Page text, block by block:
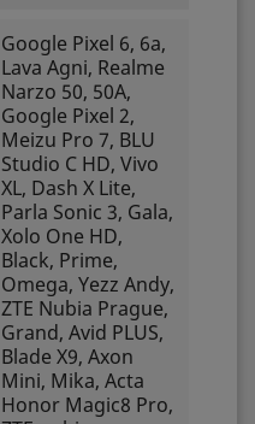
Google Pixel 6, 6a,
Lava Agni, Realme
Narzo 50, 50A,
Google Pixel 2,
Meizu Pro 7, BLU
Studio C HD, Vivo
XL, Dash X Lite,
Parla Sonic 3, Gala,
Xolo One HD,
Black, Prime,
Omega, Yezz Andy,
ZTE Nubia Prague,
Grand, Avid PLUS,
Blade X9, Axon
Mini, Mika, Acta
Honor Magic8 Pro,